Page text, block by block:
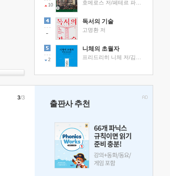
10
독서의 기술
고명환 저
2
니체의 초월자
3/3
출판사 추천